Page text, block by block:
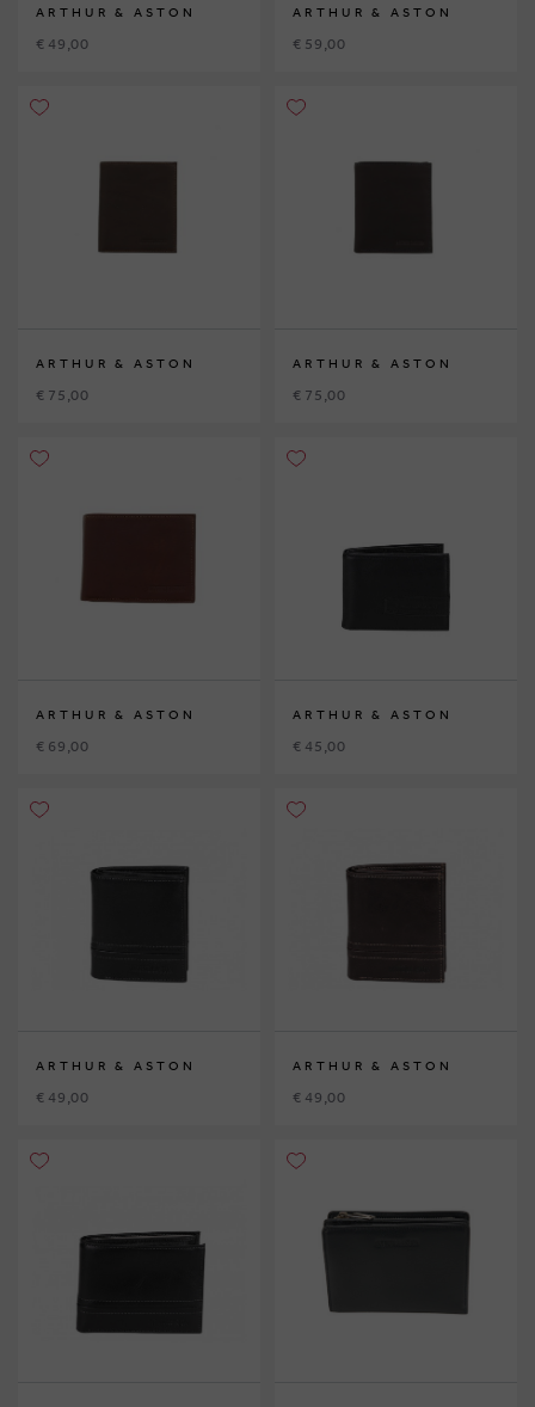
ARTHUR & ASTON
€ 49,00
ARTHUR & ASTON
€ 59,00
ARTHUR & ASTON
€ 75,00
ARTHUR & ASTON
€ 75,00
ARTHUR & ASTON
€ 69,00
ARTHUR & ASTON
€ 45,00
ARTHUR & ASTON
€ 49,00
ARTHUR & ASTON
€ 49,00